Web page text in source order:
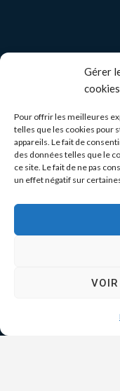
Gérer
cookies
Pour offrir les meilleures
telles que les cookies pour
appareils. Le fait de
des données telles que le
ce site. Le fait de ne pas
un effet négatif sur
VOIR